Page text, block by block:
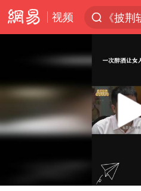
视频
《披
美将每
Play